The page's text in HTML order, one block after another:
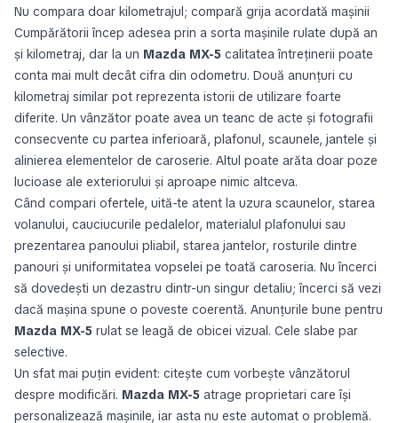
Nu compara doar kilometrajul; compară grija acordată mașinii
Cumpărătorii încep adesea prin a sorta mașinile rulate după an
și kilometraj, dar la un Mazda MX-5 calitatea întreținerii poate
conta mai mult decât cifra din odometru. Două anunțuri cu
kilometraj similar pot reprezenta istorii de utilizare foarte
diferite. Un vânzător poate avea un teanc de acte și fotografii
consecvente cu partea inferioară, plafonul, scaunele, jantele și
alinierea elementelor de caroserie. Altul poate arăta doar poze
lucioase ale exteriorului și aproape nimic altceva.
Când compari ofertele, uită-te atent la uzura scaunelor, starea
volanului, cauciucurile pedalelor, materialul plafonului sau
prezentarea panoului pliabil, starea jantelor, rosturile dintre
panouri și uniformitatea vopselei pe toată caroseria. Nu încerci
să dovedești un dezastru dintr-un singur detaliu; încerci să vezi
dacă mașina spune o poveste coerentă. Anunțurile bune pentru
Mazda MX-5 rulat se leagă de obicei vizual. Cele slabe par
selective.
Un sfat mai puțin evident: citește cum vorbește vânzătorul
despre modificări. Mazda MX-5 atrage proprietari care își
personalizează mașinile, iar asta nu este automat o problemă.